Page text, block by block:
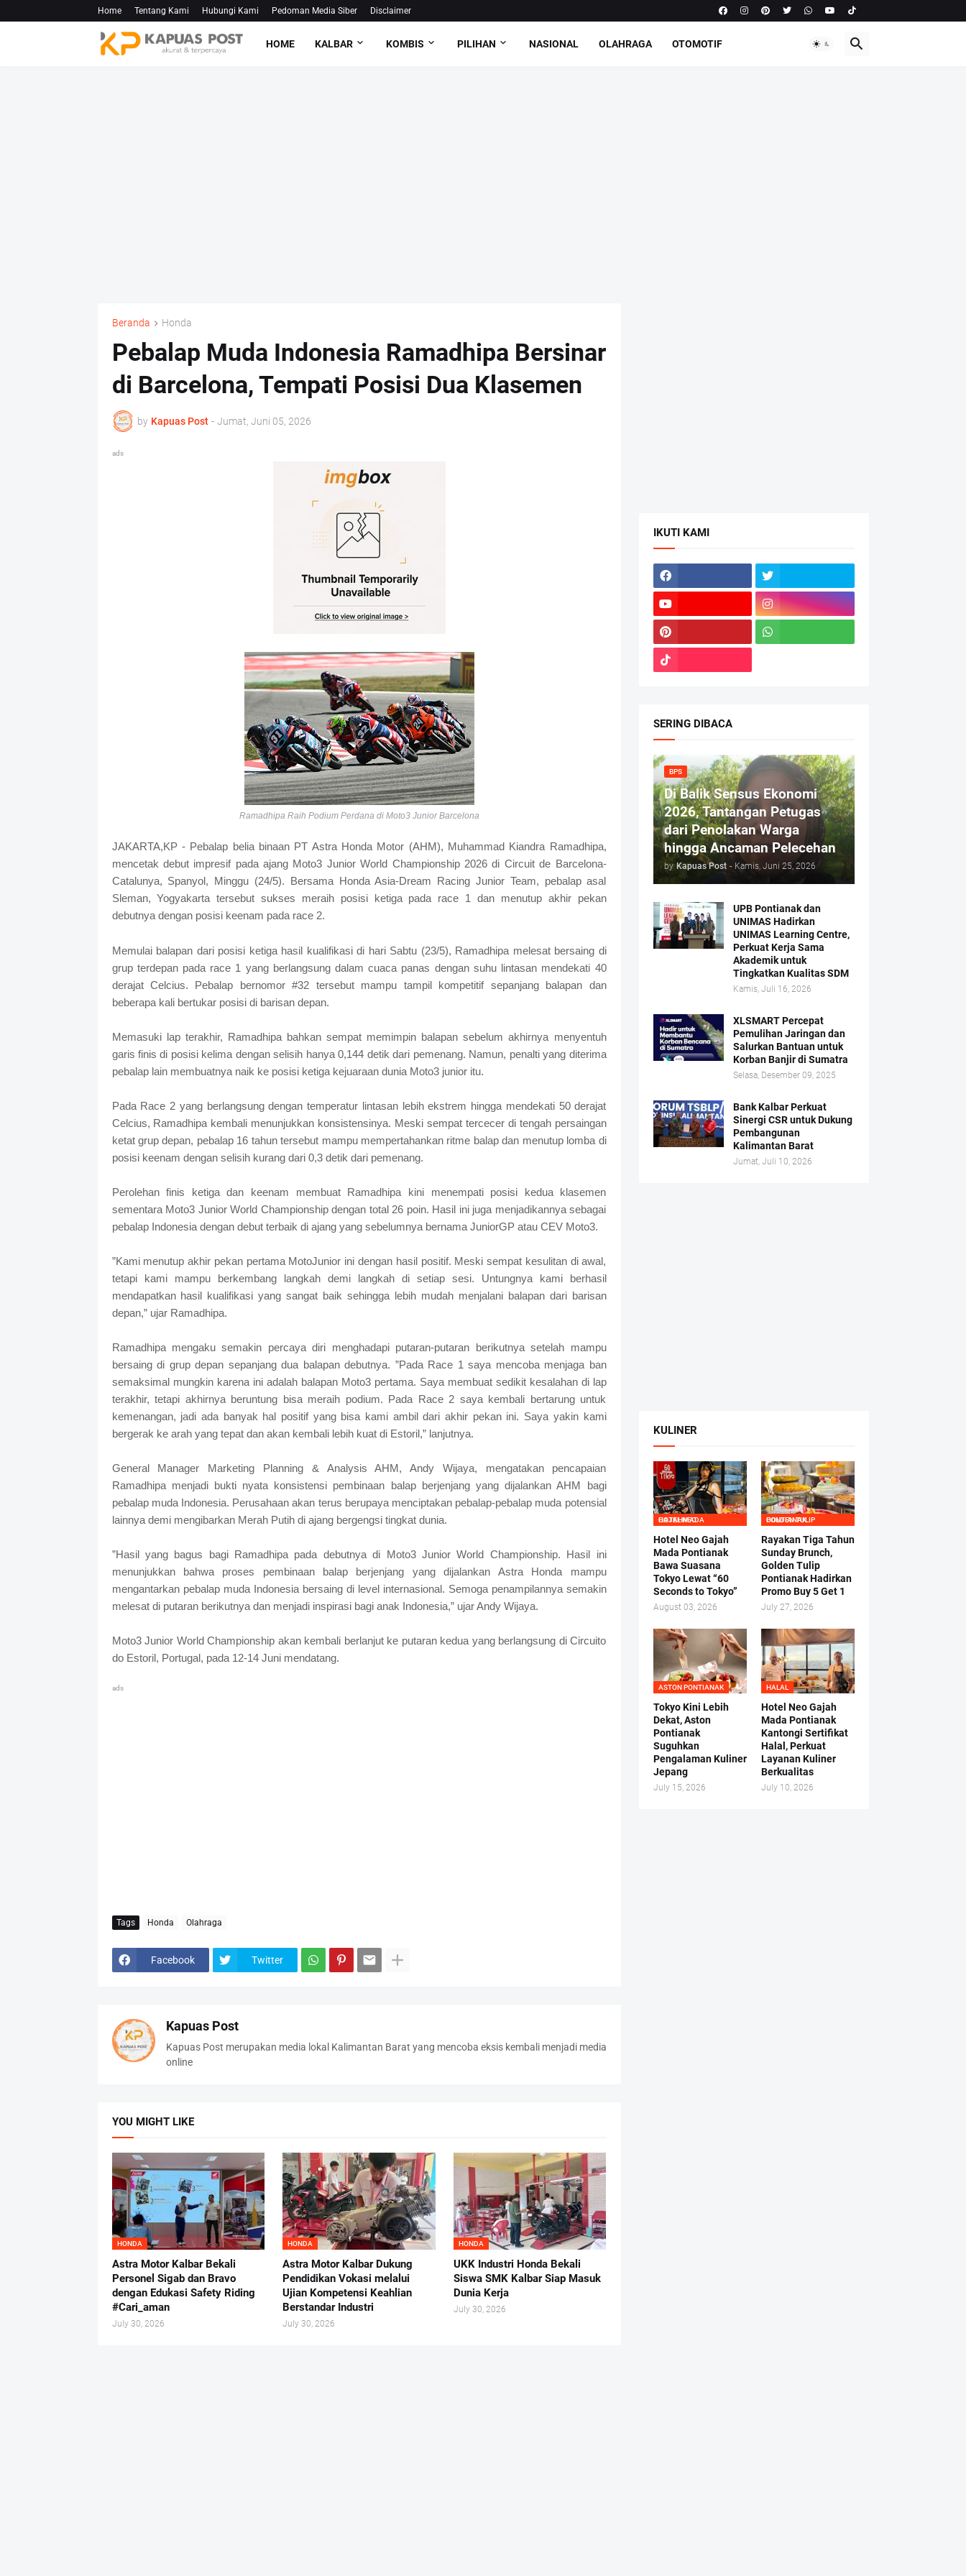
Home Tentang Kami Hubungi Kami Pedoman Media Siber Disclaimer
HOME KALBAR KOMBIS PILIHAN NASIONAL OLAHRAGA OTOMOTIF
Beranda Honda
Pebalap Muda Indonesia Ramadhipa Bersinar
di Barcelona, Tempati Posisi Dua Klasemen
by Kapuas Post - Jumat, Juni 05, 2026
ads
Ramadhipa Raih Podium Perdana di Moto3 Junior Barcelona
JAKARTA,KP - Pebalap belia binaan PT Astra Honda Motor (AHM), Muhammad Kiandra Ramadhipa,
mencetak debut impresif pada ajang Moto3 Junior World Championship 2026 di Circuit de Barcelona-
Catalunya, Spanyol, Minggu (24/5). Bersama Honda Asia-Dream Racing Junior Team, pebalap asal
Sleman, Yogyakarta tersebut sukses meraih posisi ketiga pada race 1 dan menutup akhir pekan
debutnya dengan posisi keenam pada race 2.
Memulai balapan dari posisi ketiga hasil kualifikasi di hari Sabtu (23/5), Ramadhipa melesat bersaing di
grup terdepan pada race 1 yang berlangsung dalam cuaca panas dengan suhu lintasan mendekati 40
derajat Celcius. Pebalap bernomor #32 tersebut mampu tampil kompetitif sepanjang balapan dan
beberapa kali bertukar posisi di barisan depan.
Memasuki lap terakhir, Ramadhipa bahkan sempat memimpin balapan sebelum akhirnya menyentuh
garis finis di posisi kelima dengan selisih hanya 0,144 detik dari pemenang. Namun, penalti yang diterima
pebalap lain membuatnya naik ke posisi ketiga kejuaraan dunia Moto3 junior itu.
Pada Race 2 yang berlangsung dengan temperatur lintasan lebih ekstrem hingga mendekati 50 derajat
Celcius, Ramadhipa kembali menunjukkan konsistensinya. Meski sempat tercecer di tengah persaingan
ketat grup depan, pebalap 16 tahun tersebut mampu mempertahankan ritme balap dan menutup lomba di
posisi keenam dengan selisih kurang dari 0,3 detik dari pemenang.
Perolehan finis ketiga dan keenam membuat Ramadhipa kini menempati posisi kedua klasemen
sementara Moto3 Junior World Championship dengan total 26 poin. Hasil ini juga menjadikannya sebagai
pebalap Indonesia dengan debut terbaik di ajang yang sebelumnya bernama JuniorGP atau CEV Moto3.
”Kami menutup akhir pekan pertama MotoJunior ini dengan hasil positif. Meski sempat kesulitan di awal,
tetapi kami mampu berkembang langkah demi langkah di setiap sesi. Untungnya kami berhasil
mendapatkan hasil kualifikasi yang sangat baik sehingga lebih mudah menjalani balapan dari barisan
depan,” ujar Ramadhipa.
Ramadhipa mengaku semakin percaya diri menghadapi putaran-putaran berikutnya setelah mampu
bersaing di grup depan sepanjang dua balapan debutnya. ”Pada Race 1 saya mencoba menjaga ban
semaksimal mungkin karena ini adalah balapan Moto3 pertama. Saya membuat sedikit kesalahan di lap
terakhir, tetapi akhirnya beruntung bisa meraih podium. Pada Race 2 saya kembali bertarung untuk
kemenangan, jadi ada banyak hal positif yang bisa kami ambil dari akhir pekan ini. Saya yakin kami
bergerak ke arah yang tepat dan akan kembali lebih kuat di Estoril,” lanjutnya.
General Manager Marketing Planning & Analysis AHM, Andy Wijaya, mengatakan pencapaian
Ramadhipa menjadi bukti nyata konsistensi pembinaan balap berjenjang yang dijalankan AHM bagi
pebalap muda Indonesia. Perusahaan akan terus berupaya menciptakan pebalap-pebalap muda potensial
lainnya demi mengibarkan Merah Putih di ajang bergengsi tingkat dunia.
”Hasil yang bagus bagi Ramadhipa pada debutnya di Moto3 Junior World Championship. Hasil ini
menunjukkan bahwa proses pembinaan balap berjenjang yang dijalankan Astra Honda mampu
mengantarkan pebalap muda Indonesia bersaing di level internasional. Semoga penampilannya semakin
melesat di putaran berikutnya dan menjadi inspirasi bagi anak Indonesia,” ujar Andy Wijaya.
Moto3 Junior World Championship akan kembali berlanjut ke putaran kedua yang berlangsung di Circuito
do Estoril, Portugal, pada 12-14 Juni mendatang.
ads
Tags Honda Olahraga
Facebook Twitter
Kapuas Post
Kapuas Post merupakan media lokal Kalimantan Barat yang mencoba eksis kembali menjadi media
online
YOU MIGHT LIKE
HONDA
Astra Motor Kalbar Bekali
Personel Sigab dan Bravo
dengan Edukasi Safety Riding
#Cari_aman
July 30, 2026
HONDA
Astra Motor Kalbar Dukung
Pendidikan Vokasi melalui
Ujian Kompetensi Keahlian
Berstandar Industri
July 30, 2026
HONDA
UKK Industri Honda Bekali
Siswa SMK Kalbar Siap Masuk
Dunia Kerja
July 30, 2026
IKUTI KAMI
SERING DIBACA
BPS
Di Balik Sensus Ekonomi
2026, Tantangan Petugas
dari Penolakan Warga
hingga Ancaman Pelecehan
by Kapuas Post - Kamis, Juni 25, 2026
UPB Pontianak dan
UNIMAS Hadirkan
UNIMAS Learning Centre,
Perkuat Kerja Sama
Akademik untuk
Tingkatkan Kualitas SDM
Kamis, Juli 16, 2026
XLSMART Percepat
Pemulihan Jaringan dan
Salurkan Bantuan untuk
Korban Banjir di Sumatra
Selasa, Desember 09, 2025
Bank Kalbar Perkuat
Sinergi CSR untuk Dukung
Pembangunan
Kalimantan Barat
Jumat, Juli 10, 2026
KULINER
HOTEL NEO GAJAHMADA
Hotel Neo Gajah
Mada Pontianak
Bawa Suasana
Tokyo Lewat “60
Seconds to Tokyo”
August 03, 2026
GOLDEN TULIP PONTIANAK
Rayakan Tiga Tahun
Sunday Brunch,
Golden Tulip
Pontianak Hadirkan
Promo Buy 5 Get 1
July 27, 2026
ASTON PONTIANAK
Tokyo Kini Lebih
Dekat, Aston
Pontianak
Suguhkan
Pengalaman Kuliner
Jepang
July 15, 2026
HALAL
Hotel Neo Gajah
Mada Pontianak
Kantongi Sertifikat
Halal, Perkuat
Layanan Kuliner
Berkualitas
July 10, 2026